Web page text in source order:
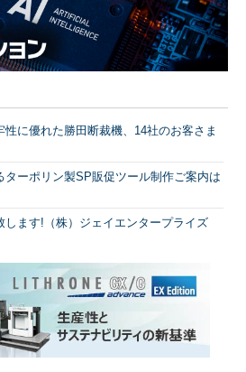
に優れた勝田断裁機、14社のお客さま
ターポリン製SP販促ツール制作ご案内は
します!（株）ジェイエンタープライズ